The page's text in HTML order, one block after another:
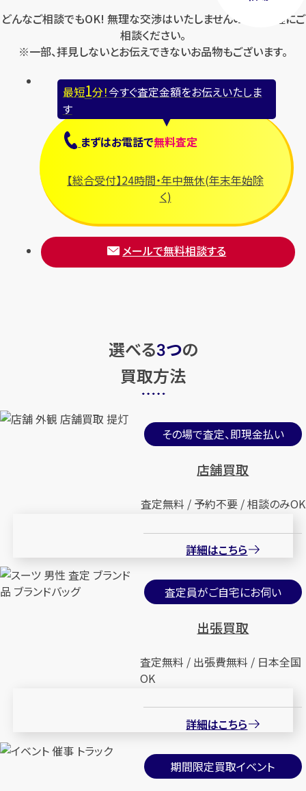
どんなご相談でもOK! 無理な交渉はいたしませんのでお気軽にご
相談ください。
※一部、拝見しないとお伝えできないお品物もございます。
最短1分！今すぐ査定金額をお伝えいたしま
す
まずはお電話で無料査定
【総合受付】24時間・年中無休(年末年始除
く)
メールで無料相談する
選べる3つの
買取方法
その場で査定、即現金払い
店舗買取
査定無料 / 予約不要 / 相談のみOK
詳細はこちら
査定員がご自宅にお伺い
出張買取
査定無料 / 出張費無料 / 日本全国
OK
詳細はこちら
期間限定買取イベント